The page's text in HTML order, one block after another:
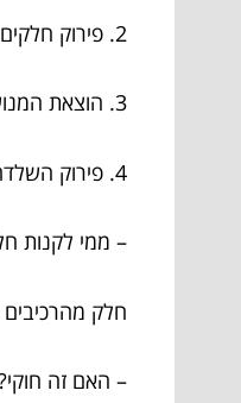
2. פירוק חלקים פנימיים (כמו הכיסאות והדשבורד)
3. הוצאת המנוע
4. פירוק השלדה
– ממי לקנות
חלק מהרכיבים
– האם זה